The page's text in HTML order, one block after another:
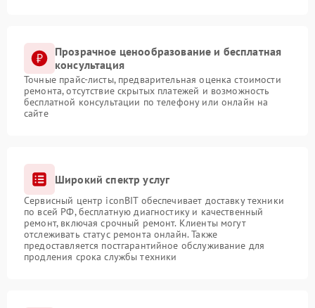
Прозрачное ценообразование и бесплатная
консультация
Точные прайс-листы, предварительная оценка стоимости
ремонта, отсутствие скрытых платежей и возможность
бесплатной консультации по телефону или онлайн на
сайте
Широкий спектр услуг
Сервисный центр iconBIT обеспечивает доставку техники
по всей РФ, бесплатную диагностику и качественный
ремонт, включая срочный ремонт. Клиенты могут
отслеживать статус ремонта онлайн. Также
предоставляется постгарантийное обслуживание для
продления срока службы техники